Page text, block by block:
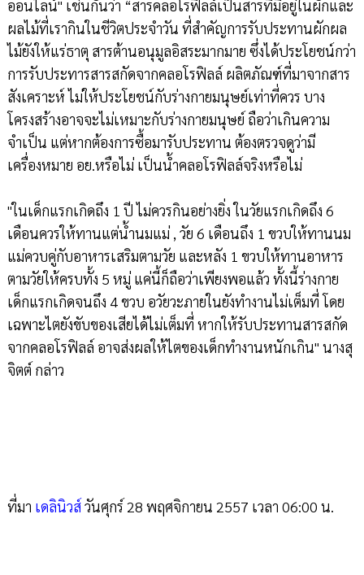
ออนไลน์" เช่นกันว่า “สารคลอโรฟิลล์เป็นสารที่มีอยู่ในผักและ
ผลไม้ที่เรากินในชีวิตประจำวัน ที่สำคัญการรับประทานผักผล
ไม้ยังให้แร่ธาตุ สารต้านอนุมูลอิสระมากมาย ซึ่งได้ประโยชน์กว่า
การรับประทารสารสกัดจากคลอโรฟิลล์ ผลิตภัณฑ์ที่มาจากสาร
สังเคราะห์ ไม่ให้ประโยชน์กับร่างกายมนุษย์เท่าที่ควร บาง
โครงสร้างอาจจะไม่เหมาะกับร่างกายมนุษย์ ถือว่าเกินความ
จำเป็น แต่หากต้องการซื้อมารับประทาน ต้องตรวจดูว่ามี
เครื่องหมาย อย.หรือไม่ เป็นน้ำคลอโรฟิลล์จริงหรือไม่
"ในเด็กแรกเกิดถึง 1 ปี ไม่ควรกินอย่างยิ่ง ในวัยแรกเกิดถึง 6
เดือนควรให้ทานแต่น้ำนมแม่ , วัย 6 เดือนถึง 1 ขวบให้ทานนม
แม่ควบคู่กับอาหารเสริมตามวัย และหลัง 1 ขวบให้ทานอาหาร
ตามวัยให้ครบทั้ง 5 หมู่ แค่นี้ก็ถือว่าเพียงพอแล้ว ทั้งนี้ร่างกาย
เด็กแรกเกิดจนถึง 4 ขวบ อวัยวะภายในยังทำงานไม่เต็มที่ โดย
เฉพาะไตยังขับของเสียได้ไม่เต็มที่ หากให้รับประทานสารสกัด
จากคลอโรฟิลล์ อาจส่งผลให้ไตของเด็กทำงานหนักเกิน" นางสุ
จิตต์ กล่าว
ที่มา เดลินิวส์วันศุกร์ 28 พฤศจิกายน 2557 เวลา 06:00 น.